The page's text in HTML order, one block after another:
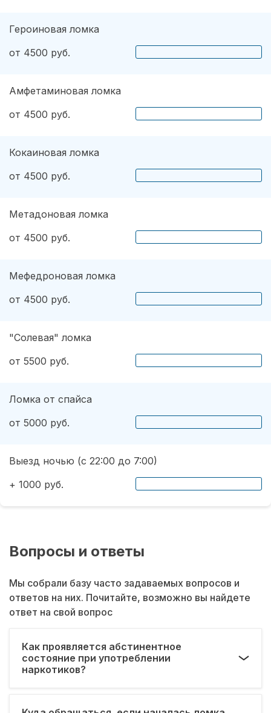
Героиновая ломка
от 4500 руб.
Амфетаминовая ломка
от 4500 руб.
Кокаиновая ломка
от 4500 руб.
Метадоновая ломка
от 4500 руб.
Мефедроновая ломка
от 4500 руб.
"Солевая" ломка
от 5500 руб.
Ломка от спайса
от 5000 руб.
Выезд ночью (с 22:00 до 7:00)
+ 1000 руб.
Вопросы и ответы
Мы собрали базу часто задаваемых вопросов и
ответов на них. Почитайте, возможно вы найдете
ответ на свой вопрос
Как проявляется абстинентное
состояние при употреблении
наркотиков?